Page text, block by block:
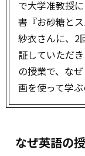
で大学准教授
書『お砂糖と
紗衣さんに、2
証していただ
の授業で、な
画を使って学ぶ
なぜ英語の